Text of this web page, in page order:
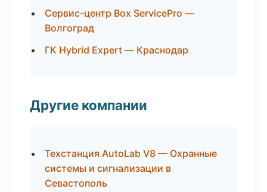
Сервис-центр Box ServicePro —
Волгоград
ГК Hybrid Expert — Краснодар
Другие компании
Техстанция AutoLab V8 — Охранные
системы и сигнализации в
Севастополь